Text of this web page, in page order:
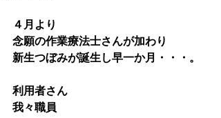
４月より
念願の作業療法士さんが加わり
新生つぼみが誕生し早一か月・・・。
利用者さん
我々職員